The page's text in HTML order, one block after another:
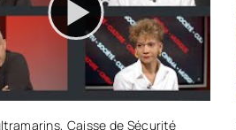
Caisse de Sécurité